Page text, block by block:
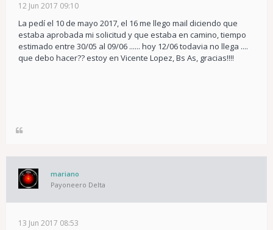
12 Jun 2017 09:10
La pedí el 10 de mayo 2017, el 16 me llego mail diciendo que
estaba aprobada mi solicitud y que estaba en camino, tiempo
estimado entre 30/05 al 09/06 ...... hoy 12/06 todavia no llega ....
que debo hacer?? estoy en Vicente Lopez, Bs As, gracias!!!!
mariano
Payoneero Delta
13 Jun 2017 08:53